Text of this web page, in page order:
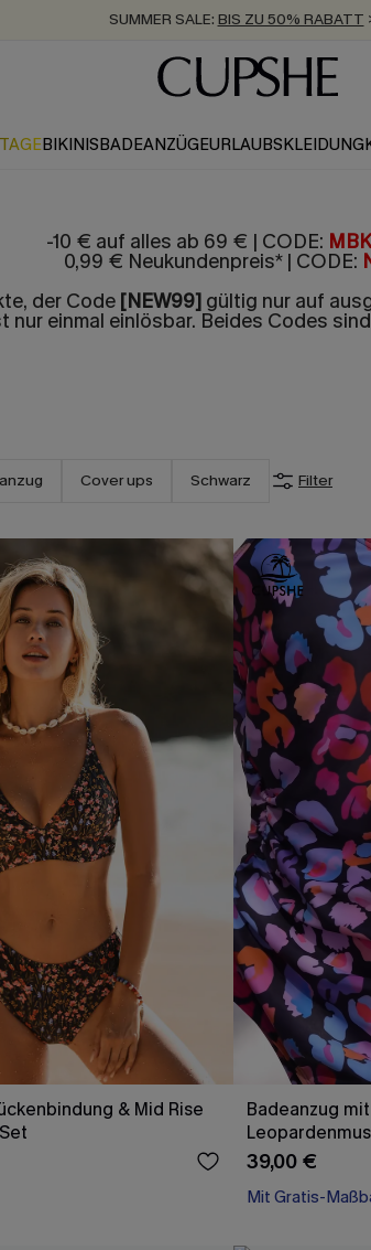
SUMMER SALE: BIS ZU 50% RABATT
ZUM NEWSLETTER:BIS ZU -20% EXTRA
KOSTENLOSER VERSAND AB 89 €
BIKINISBADEANZÜGEURLAUBSKLEIDUNG
-10 € auf alles ab 69 € | CODE:
0,99 € Neukundenpreis* | CODE:
der Code [NEW99]gültig nur auf
nur einmal einlösbar. Beides Codes
Cover ups Schwarz Filter
& Mid Rise
Badeanzug
39,00 €
Mit Gratis-